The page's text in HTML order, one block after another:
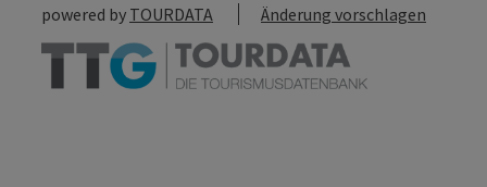
powered by TOURDATA Änderung vorschlagen